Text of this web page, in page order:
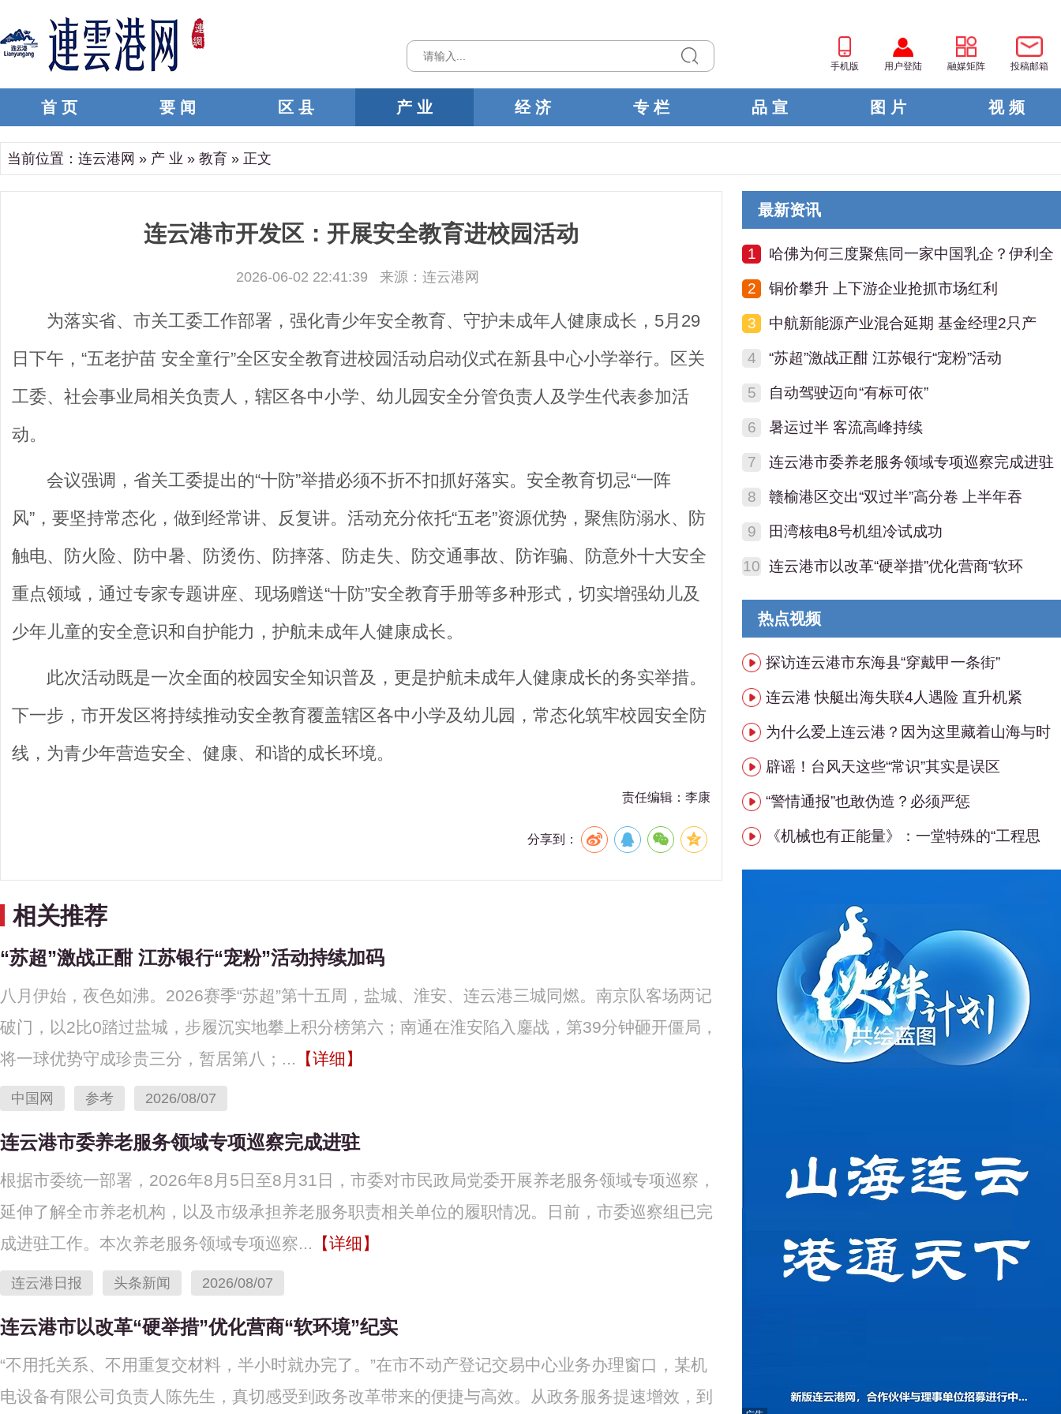
手机版 用户登陆 融媒矩阵 投稿邮箱
首 页 要 闻 区 县 产 业 经 济 专 栏 品 宣 图 片 视 频
当前位置： 连云港网 » 产 业 » 教育 » 正文
连云港市开发区：开展安全教育进校园活动
2026-06-02 22:41:39 来源：连云港网
为落实省、市关工委工作部署，强化青少年安全教育、守护未成年人健康成长，5月29
日下午，“五老护苗 安全童行”全区安全教育进校园活动启动仪式在新县中心小学举行。区关
工委、社会事业局相关负责人，辖区各中小学、幼儿园安全分管负责人及学生代表参加活
动。
会议强调，省关工委提出的“十防”举措必须不折不扣抓好落实。安全教育切忌“一阵
风”，要坚持常态化，做到经常讲、反复讲。活动充分依托“五老”资源优势，聚焦防溺水、防
触电、防火险、防中暑、防烫伤、防摔落、防走失、防交通事故、防诈骗、防意外十大安全
重点领域，通过专家专题讲座、现场赠送“十防”安全教育手册等多种形式，切实增强幼儿及
少年儿童的安全意识和自护能力，护航未成年人健康成长。
此次活动既是一次全面的校园安全知识普及，更是护航未成年人健康成长的务实举措。
下一步，市开发区将持续推动安全教育覆盖辖区各中小学及幼儿园，常态化筑牢校园安全防
线，为青少年营造安全、健康、和谐的成长环境。
责任编辑：李康
分享到：
相关推荐
“苏超”激战正酣 江苏银行“宠粉”活动持续加码
八月伊始，夜色如沸。2026赛季“苏超”第十五周，盐城、淮安、连云港三城同燃。南京队客场两记
破门，以2比0踏过盐城，步履沉实地攀上积分榜第六；南通在淮安陷入鏖战，第39分钟砸开僵局，
将一球优势守成珍贵三分，暂居第八；... 【详细】
中国网 参考 2026/08/07
连云港市委养老服务领域专项巡察完成进驻
根据市委统一部署，2026年8月5日至8月31日，市委对市民政局党委开展养老服务领域专项巡察，
延伸了解全市养老机构，以及市级承担养老服务职责相关单位的履职情况。日前，市委巡察组已完
成进驻工作。本次养老服务领域专项巡察... 【详细】
连云港日报 头条新闻 2026/08/07
连云港市以改革“硬举措”优化营商“软环境”纪实
“不用托关系、不用重复交材料，半小时就办完了。”在市不动产登记交易中心业务办理窗口，某机
电设备有限公司负责人陈先生，真切感受到政务改革带来的便捷与高效。从政务服务提速增效，到
最新资讯
1 哈佛为何三度聚焦同一家中国乳企？伊利全
2 铜价攀升 上下游企业抢抓市场红利
3 中航新能源产业混合延期 基金经理2只产
4 “苏超”激战正酣 江苏银行“宠粉”活动
5 自动驾驶迈向“有标可依”
6 暑运过半 客流高峰持续
7 连云港市委养老服务领域专项巡察完成进驻
8 赣榆港区交出“双过半”高分卷 上半年吞
9 田湾核电8号机组冷试成功
10 连云港市以改革“硬举措”优化营商“软环
热点视频
探访连云港市东海县“穿戴甲一条街”
连云港 快艇出海失联4人遇险 直升机紧
为什么爱上连云港？因为这里藏着山海与时
辟谣！台风天这些“常识”其实是误区
“警情通报”也敢伪造？必须严惩
《机械也有正能量》：一堂特殊的“工程思